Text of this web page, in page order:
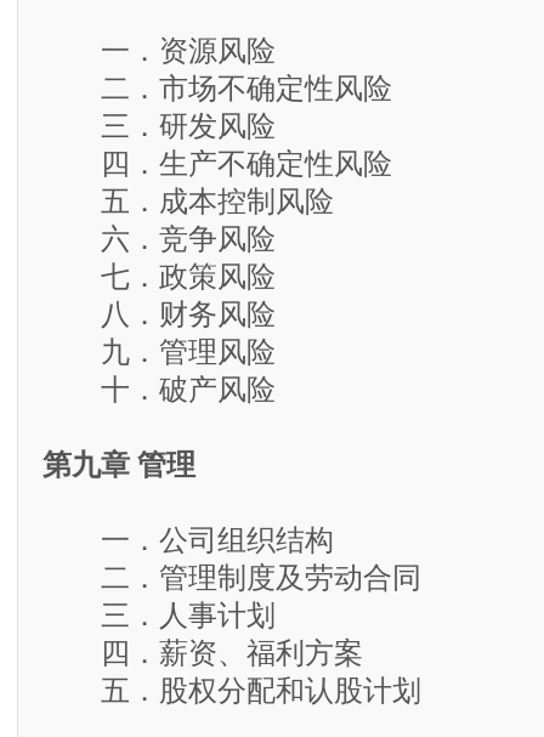
一．资源风险
二．市场不确定性风险
三．研发风险
四．生产不确定性风险
五．成本控制风险
六．竞争风险
七．政策风险
八．财务风险
九．管理风险
十．破产风险
第九章 管理
一．公司组织结构
二．管理制度及劳动合同
三．人事计划
四．薪资、福利方案
五．股权分配和认股计划